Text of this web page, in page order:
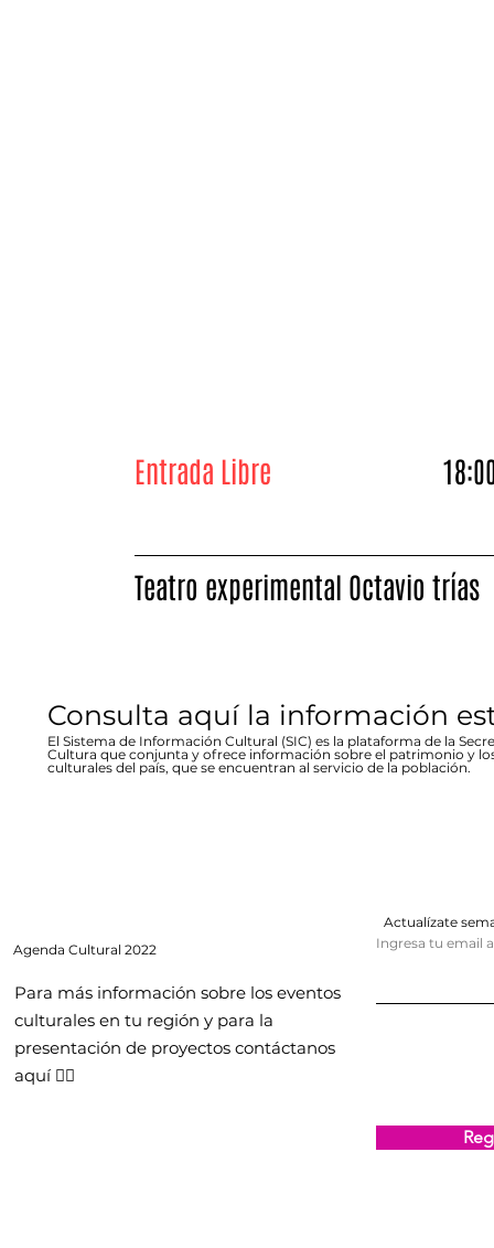
Entrada Libre
Teatro experimental Octavio trías
Consulta aquí la información
El Sistema de Información Cultural (SIC) es la plataforma de la
Cultura que conjunta y ofrece información sobre el patrimonio y
culturales del país, que se encuentran al servicio de la población.
Agenda Cultural 2022
Para más información sobre los eventos
culturales en tu región y para la
presentación de proyectos contáctanos
aquí 👇🏻
Actualízate
Ingresa tu email